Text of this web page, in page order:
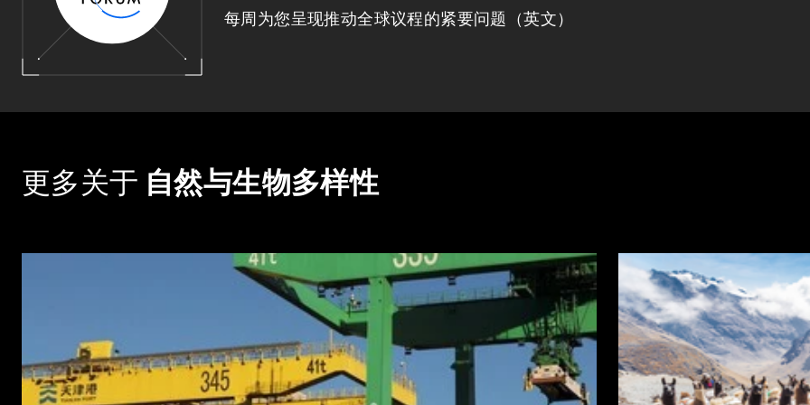
每周为您呈现推动全球议程的紧要问题（英文）
更多关于 自然与生物多样性